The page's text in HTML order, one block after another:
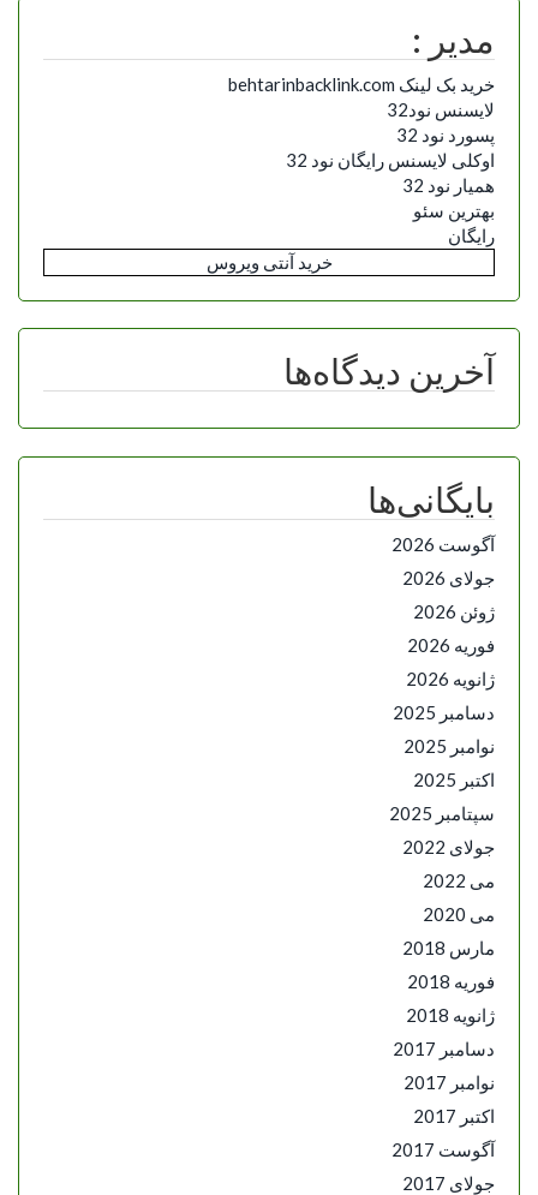
مدیر :
خرید بک لینک behtarinbacklink.com
لایسنس نود32
پسورد نود 32
اوکلی لایسنس رایگان نود 32
همیار نود 32
بهترین سئو
رایگان
خرید آنتی ویروس
آخرین دیدگاه‌ها
بایگانی‌ها
آگوست 2026
جولای 2026
ژوئن 2026
فوریه 2026
ژانویه 2026
دسامبر 2025
نوامبر 2025
اکتبر 2025
سپتامبر 2025
جولای 2022
می 2022
می 2020
مارس 2018
فوریه 2018
ژانویه 2018
دسامبر 2017
نوامبر 2017
اکتبر 2017
آگوست 2017
جولای 2017